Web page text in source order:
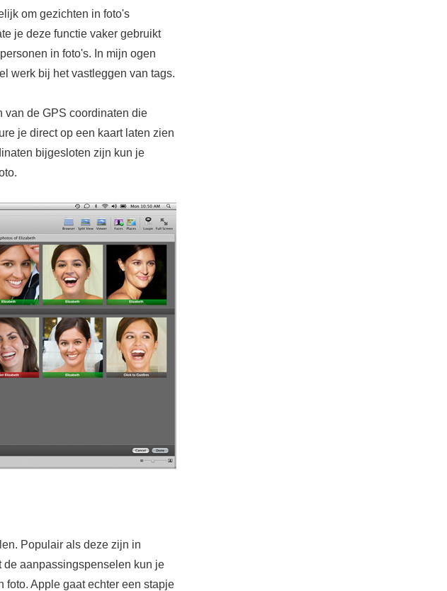
om gezichten in foto's
je deze functie vaker gebruikt
in foto's. In mijn ogen
werk bij het vastleggen van tags.
van de GPS coordinaten die
je direct op een kaart laten zien
bijgesloten zijn kun je
Populair als deze zijn in
de aanpassingspenselen kun je
Apple gaat echter een stapje